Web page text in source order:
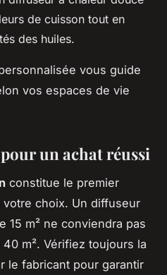
de cuisson tout en
des huiles.
vous guide
vos espaces de vie
un achat réussi
constitue le premier
choix. Un diffuseur
15 m² ne conviendra pas
m². Vérifiez toujours la
le fabricant pour garantir